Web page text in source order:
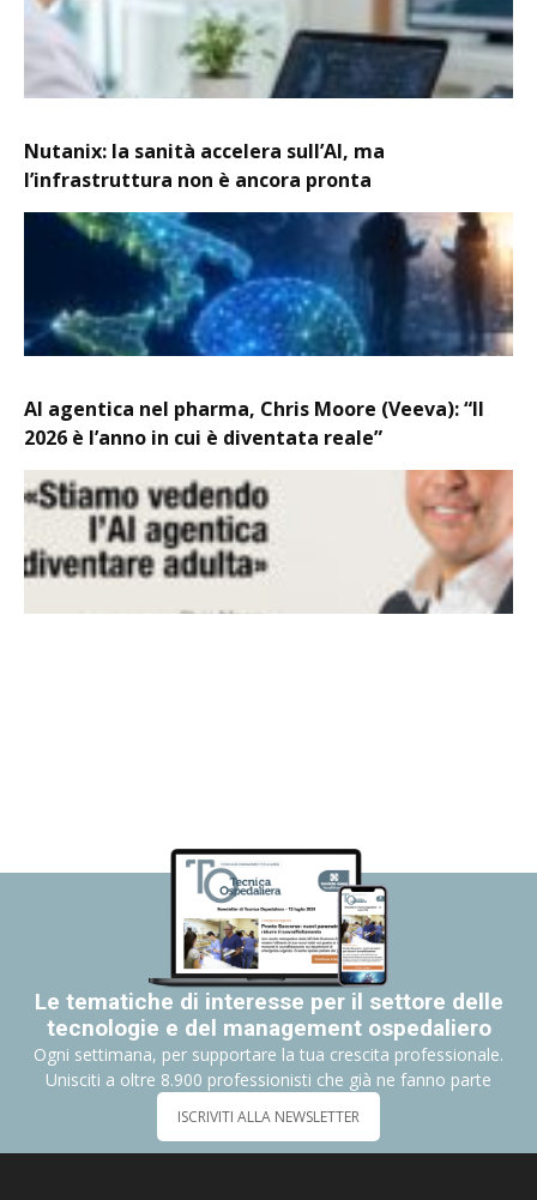
Nutanix: la sanità accelera sull’AI, ma
l’infrastruttura non è ancora pronta
AI agentica nel pharma, Chris Moore (Veeva): “Il
2026 è l’anno in cui è diventata reale”
Le tematiche di interesse per il settore delle
tecnologie e del management ospedaliero
Ogni settimana, per supportare la tua crescita professionale.
Unisciti a oltre 8.900 professionisti che già ne fanno parte
ISCRIVITI ALLA NEWSLETTER